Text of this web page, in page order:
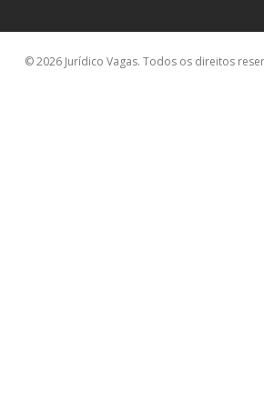
© 2026 Jurídico Vagas. Todos os direitos